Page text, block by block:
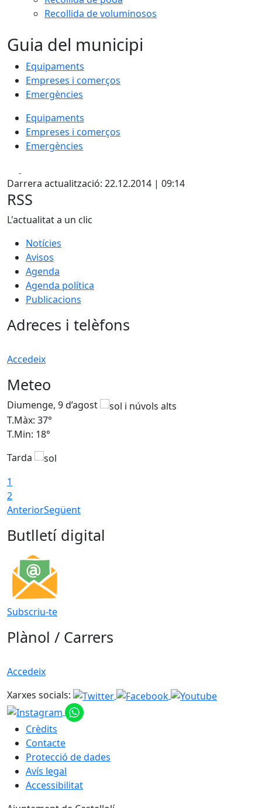
Recollida de voluminosos
Guia del municipi
Equipaments
Empreses i comerços
Emergències
Equipaments
Empreses i comerços
Emergències
Darrera actualització: 22.12.2014 | 09:14
RSS
L'actualitat a un clic
Notícies
Avisos
Agenda
Agenda política
Publicacions
Adreces i telèfons
Accedeix
Meteo
Diumenge, 9 d’agost
T.Màx: 37°
T.Min: 18°
Tarda
1
2
AnteriorSegüent
Butlletí digital
Subscriu-te
Plànol / Carrers
Accedeix
Xarxes socials:
Crèdits
Contacte
Protecció de dades
Avís legal
Accessibilitat